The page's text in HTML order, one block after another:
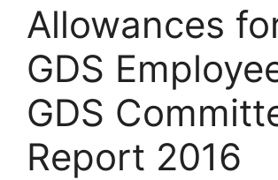
Allowances
GDS
GDS
Report 2016